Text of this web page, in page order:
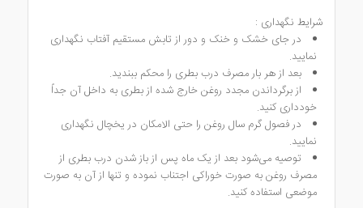
شرایط نگهداری :
در جای خشک و خنک و دور از تابش مستقیم آفتاب نگهداری
نمایید.
بعد از هر بار مصرف درب بطری را محکم ببندید.
از برگرداندن مجدد روغن خارج شده از بطری به داخل آن جداً
خودداری کنید.
در فصول گرم سال روغن را حتی الامکان در یخچال نگهداری
نمایید.
توصیه می‌شود بعد از یک ماه پس از باز شدن درب بطری از
مصرف روغن به صورت خوراکی اجتناب نموده و تنها از آن به صورت
موضعی استفاده کنید.